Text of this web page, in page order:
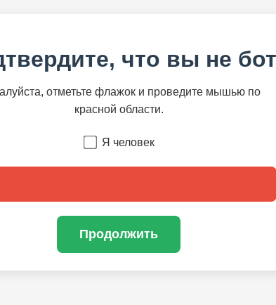
что вы не бот
отметьте флажок и проведите мышью по
красной области.
Я человек
Продолжить